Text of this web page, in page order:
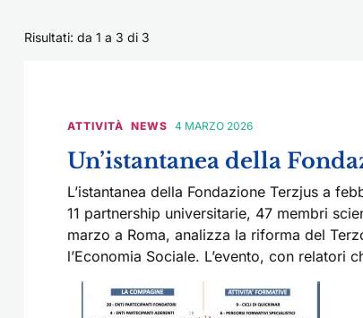
Risultati: da 1 a 3 di 3
ATTIVITÀ NEWS 4 MARZO 2026
Un’istantanea della
L’istantanea della Fondazione Terzjus a
11 partnership universitarie, 47 membri
marzo a Roma, analizza la riforma del
l’Economia Sociale. L’evento, con relatori